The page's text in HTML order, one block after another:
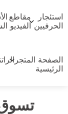
استئجار
الحرفيين
مقاطع
الفيديو
الصفحة
الرئيسية
المتجر
تسوق